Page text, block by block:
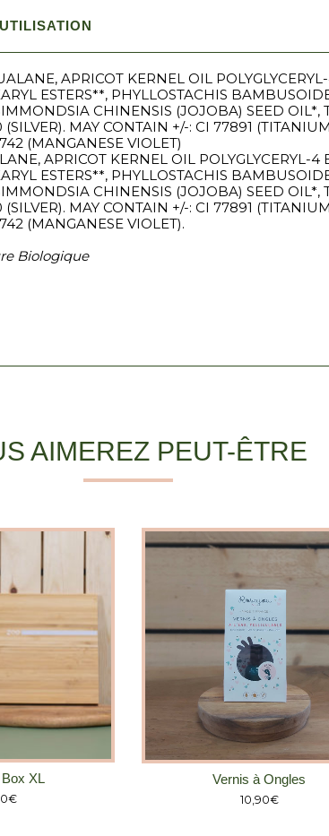
UTILISATION
APRICOT KERNEL OIL
ESTERS**, PHYLLOSTACHIS
CHINENSIS (JOJOBA) SEED OIL*,
MAY CONTAIN +/-: CI 77891
(MANGANESE VIOLET)
APRICOT KERNEL OIL POLYGLYCERYL-4
ESTERS**, PHYLLOSTACHIS
CHINENSIS (JOJOBA) SEED OIL*,
MAY CONTAIN +/-: CI 77891
(MANGANESE VIOLET).
Biologique
AIMEREZ PEUT-ÊTRE
XL
€
Vernis à Ongles
10,90€